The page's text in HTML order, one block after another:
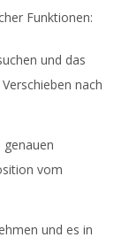
Funktionen:
und das
nach
genauen
vom
und es in